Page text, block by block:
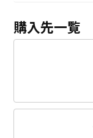
購入先一覧